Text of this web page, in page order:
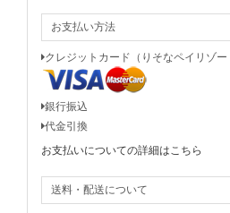
お支払い方法
クレジットカード（りそなペイリゾー
銀行振込
代金引換
お支払いについての詳細はこちら
送料・配送について